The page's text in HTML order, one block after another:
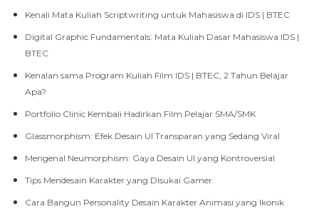
Kenali Mata Kuliah Scriptwriting untuk Mahasiswa di IDS | BTEC
Digital Graphic Fundamentals: Mata Kuliah Dasar Mahasiswa IDS |
BTEC
Kenalan sama Program Kuliah Film IDS | BTEC, 2 Tahun Belajar
Apa?
Portfolio Clinic Kembali Hadirkan Film Pelajar SMA/SMK
Glassmorphism: Efek Desain UI Transparan yang Sedang Viral
Mengenal Neumorphism: Gaya Desain UI yang Kontroversial
Tips Mendesain Karakter yang Disukai Gamer
Cara Bangun Personality Desain Karakter Animasi yang Ikonik